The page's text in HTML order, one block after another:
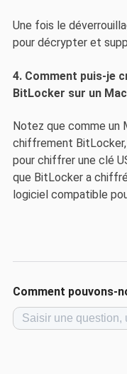
Une fois le
pour décrypter et
4. Comment puis-je
BitLocker sur un
Notez que comme un
chiffrement BitLocker,
pour chiffrer une clé
que BitLocker a
logiciel compatible
Comment pouvons-